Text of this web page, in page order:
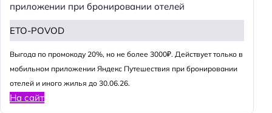
приложении при бронировании отелей
ETO-POVOD
Выгода по промокоду 20%, но не более 3000₽. Действует только в
мобильном приложении Яндекс Путешествия при бронировании
отелей и иного жилья до 30.06.26.
На сайт